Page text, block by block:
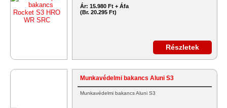
Ár: 15.980 Ft + Áfa
(Br. 20.295 Ft)
Részletek
Munkavédelmi bakancs Aluni S3
Munkavédelmi bakancs Aluni S3